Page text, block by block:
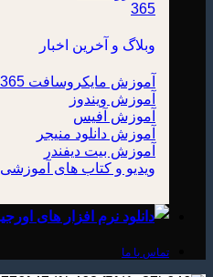
وبلاگ و آخرین اخبار
آموزش مایکروسافت 365
آموزش ویندوز
آموزش آفیس
آموزش دانلود منیجر
آموزش بیت دیفندر
ویدیو و کتاب های آموزشی
تماس با ما